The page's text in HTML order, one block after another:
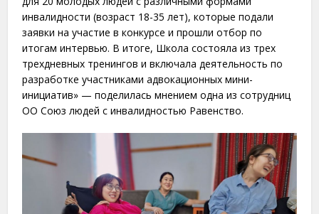
инвалидности (возраст 18-35 лет), которые подали
заявки на участие в конкурсе и прошли отбор по
итогам интервью. В итоге, Школа состояла из трех
трехдневных тренингов и включала деятельность по
разработке участниками адвокационных мини-
инициатив» — поделилась мнением одна из сотрудниц
ОО Союз людей с инвалидностью Равенство.